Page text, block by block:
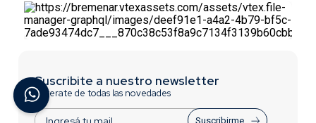
Suscribite a nuestro newsletter
Enterate de todas las novedades
Suscribirme